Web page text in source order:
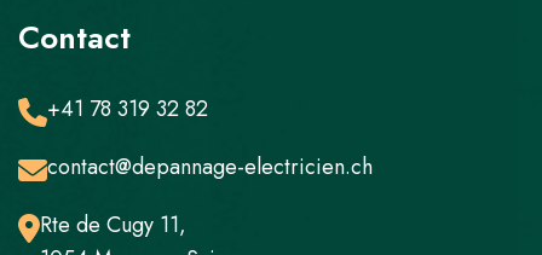
Contact
+41 78 319 32 82
contact@depannage-electricien.ch
Rte de Cugy 11,